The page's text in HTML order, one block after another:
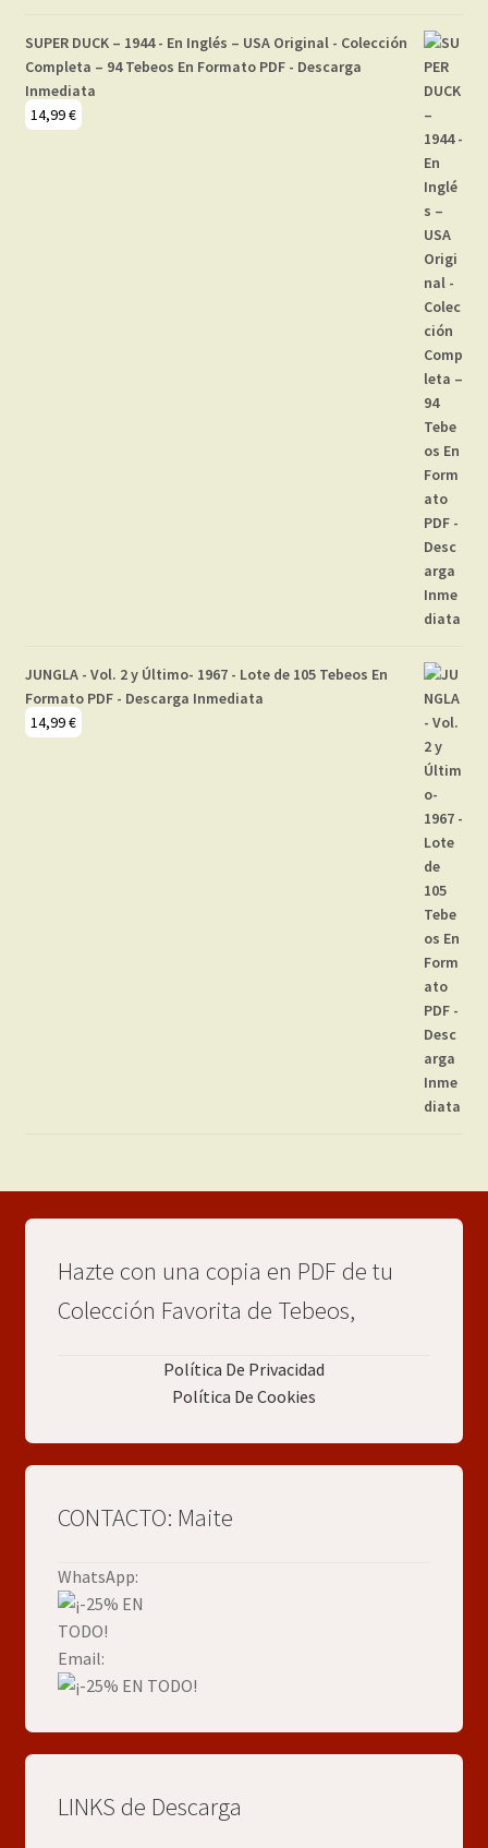
SUPER DUCK – 1944 - En Inglés – USA Original - Colección
Completa – 94 Tebeos En Formato PDF - Descarga
Inmediata
14,99€
JUNGLA - Vol. 2 y Último- 1967 - Lote de 105 Tebeos En
Formato PDF - Descarga Inmediata
14,99€
Hazte con una copia en PDF de tu
Colección Favorita de Tebeos,
Política De Privacidad
Política De Cookies
CONTACTO: Maite
WhatsApp:
Email:
LINKS de Descarga